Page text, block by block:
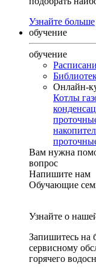
Узнайте больше
обучение
обучение
Онлайн-
Котлы
Вам нужна
вопрос
Напишите нам
Обучающие
Узнайте о
Запишитесь на
сервисному
горячего